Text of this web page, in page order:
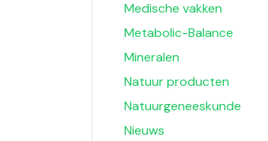
Medische vakken
Metabolic-Balance
Mineralen
Natuur producten
Natuurgeneeskunde
Nieuws